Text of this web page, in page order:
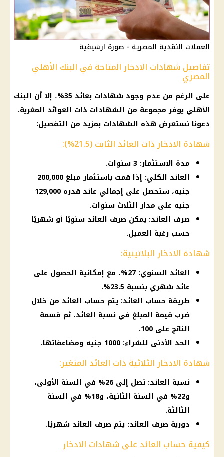
العملات النقدية المصرية - صورة ارشيفية
تفاصيل شهادات الادخار المتاحة في البنك الأهلي
المصري
على الرغم من عدم وجود شهادات بعائد 35%، إلا أن البنك
الأهلي يوفر مجموعة من الشهادات ذات العوائد المغرية.
دعونا نستعرض هذه الشهادات بمزيد من التفصيل:
شهادة الادخار ذات العائد الثابت (21.5%):
مدة الاستثمار: 3 سنوات.
العائد الكلي: إذا قمت باستثمار مبلغ 200,000
جنيه، ستحصل على إجمالي عائد قدره 129,000
جنيه على مدار الثلاث سنوات.
صرف العائد: يمكن صرف العائد سنويًا أو شهريًا
حسب رغبة العميل.
شهادة الادخار البلاتينية:
العائد السنوي: 27%، مع إمكانية الحصول على
عائد شهري بنسبة 23.5%.
طريقة حساب العائد: يتم حساب العائد من خلال
ضرب قيمة المبلغ في نسبة العائد، ثم قسمة
الناتج على 100.
الحد الأدنى للشراء: 1000 جنيه ومضاعفاتها.
شهادة الادخار الثلاثية ذات العائد المتغير:
نسبة العائد: تصل إلى 26% في السنة الأولى،
و22% في السنة الثانية، و18% في السنة
الثالثة.
دورية صرف العائد: يتم صرف العائد شهريًا.
كيفية حساب العائد على شهادات الادخار